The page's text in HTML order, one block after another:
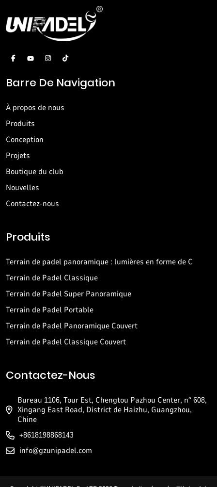
Barre De Navigation
À propos de nous
Produits
Conception
Projets
Boutique du club
Nouvelles
Contactez-nous
Produits
Terrain de padel panoramique : lumières en forme de C
Terrain de Padel Classique
Terrain de Padel Super Panoramique
Terrain de Padel Portable
Terrain de Padel Panoramique Couvert
Terrain de Padel Classique Couvert
Contactez-Nous
Bureau 1106, Tour Est, Chengtou Pazhou Center, n° 608,
Xingang East Road, District de Haizhu, Guangzhou,
Chine
+8618198868143
info@gzunipadel.com